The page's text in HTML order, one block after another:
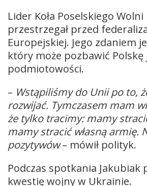
Lider Koła Poselskiego
przestrzegał przed
Europejskiej. Jego zdaniem
który może pozbawić Polskę
podmiotowości.
– Wstąpiliśmy do Unii po to,
rozwijać. Tymczasem mam
że tylko tracimy: mamy
mamy stracić własną armię.
pozytywów– mówił polityk.
Podczas spotkania Jakubiak
kwestię wojny w Ukrainie.